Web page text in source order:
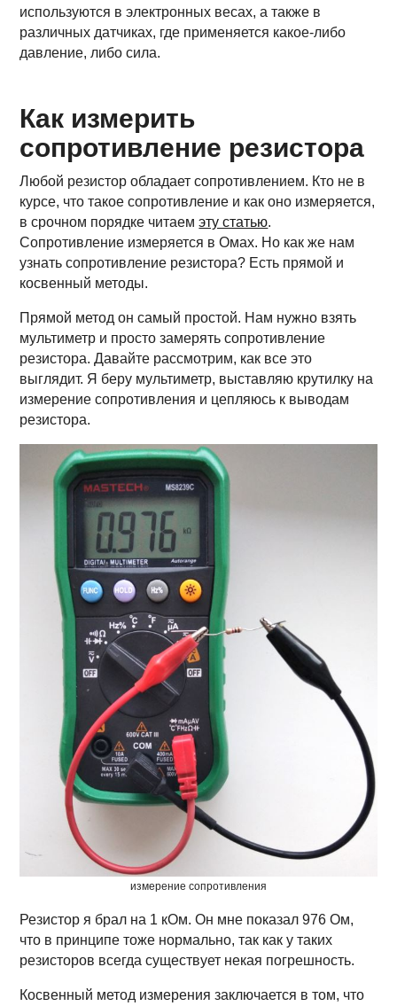
используются в электронных весах, а также в
различных датчиках, где применяется какое-либо
давление, либо сила.
Как измерить
сопротивление резистора
Любой резистор обладает сопротивлением. Кто не в
курсе, что такое сопротивление и как оно измеряется,
в срочном порядке читаемэту статью.
Сопротивление измеряется в Омах. Но как же нам
узнать сопротивление резистора? Есть прямой и
косвенный методы.
Прямой метод он самый простой. Нам нужно взять
мультиметр и просто замерять сопротивление
резистора. Давайте рассмотрим, как все это
выглядит. Я беру мультиметр, выставляю крутилку на
измерение сопротивления и цепляюсь к выводам
резистора.
измерение сопротивления
Резистор я брал на 1 кОм. Он мне показал 976 Ом,
что в принципе тоже нормально, так как у таких
резисторов всегда существует некая погрешность.
Косвенный метод измерения заключается в том, что